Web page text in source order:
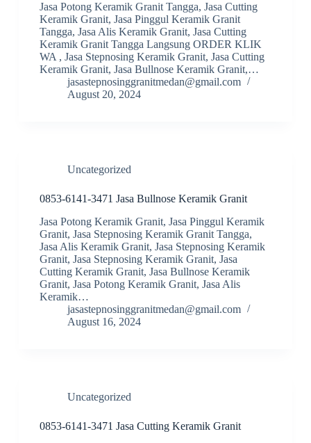
Jasa Potong Keramik Granit Tangga, Jasa Cutting
Keramik Granit, Jasa Pinggul Keramik Granit
Tangga, Jasa Alis Keramik Granit, Jasa Cutting
Keramik Granit Tangga Langsung ORDER KLIK
WA , Jasa Stepnosing Keramik Granit, Jasa Cutting
Keramik Granit, Jasa Bullnose Keramik Granit,…
jasastepnosinggranitmedan@gmail.com
August 20, 2024
Uncategorized
0853-6141-3471 Jasa Bullnose Keramik Granit
Jasa Potong Keramik Granit, Jasa Pinggul Keramik
Granit, Jasa Stepnosing Keramik Granit Tangga,
Jasa Alis Keramik Granit, Jasa Stepnosing Keramik
Granit, Jasa Stepnosing Keramik Granit, Jasa
Cutting Keramik Granit, Jasa Bullnose Keramik
Granit, Jasa Potong Keramik Granit, Jasa Alis
Keramik…
jasastepnosinggranitmedan@gmail.com
August 16, 2024
Uncategorized
0853-6141-3471 Jasa Cutting Keramik Granit